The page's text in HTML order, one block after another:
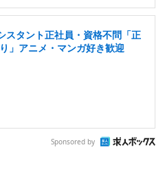
スタント正社員・資格不問「正
」アニメ・マンガ好き歓迎
Sponsored by